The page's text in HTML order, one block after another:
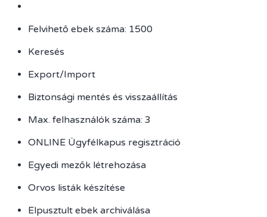
Felvihető ebek száma: 1500
Keresés
Export/Import
Biztonsági mentés és visszaállítás
Max. felhasználók száma: 3
ONLINE Ügyfélkapus regisztráció
Egyedi mezők létrehozása
Orvos listák készítése
Elpusztult ebek archiválása